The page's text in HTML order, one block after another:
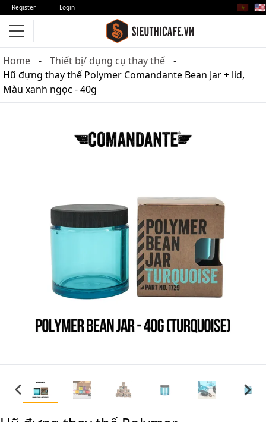
Register Login 🇻🇳 🇺🇸
Home
Thiết bị/ dụng cụ thay thế
Hũ đựng thay thế Polymer Comandante Bean Jar + lid,
Màu xanh ngọc - 40g